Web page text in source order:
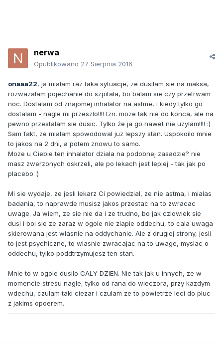
nerwa
Opublikowano 27 Sierpnia 2016
onaaa22, ja mialam raz taka sytuacje, ze dusilam sie na maksa,
rozwazalam pojechanie do szpitala, bo balam sie czy przetrwam
noc. Dostalam od znajomej inhalator na astme, i kiedy tylko go
dostalam - nagle mi przeszlo!!!! tzn. moze tak nie do konca, ale na
pewno przestalam sie dusic. Tylko że ja go nawet nie uzylam!!!! :)
Sam fakt, ze mialam spowodowal juz lepszy stan. Uspokoilo mnie
to jakos na 2 dni, a potem znowu to samo.
Moze u Ciebie ten inhalator dziala na podobnej zasadzie? nie
masz zwerzonych oskrzeli, ale po lekach jest lepiej - tak jak po
placebo :)
Mi sie wydaje, ze jesli lekarz Ci powiedzial, ze nie astma, i mialas
badania, to naprawde musisz jakos przestac na to zwracac
uwage. Ja wiem, ze sie nie da i ze trudno, bo jak czlowiek sie
dusi i boi sie ze zaraz w ogole nie zlapie oddechu, to cala uwaga
skierowana jest wlasnie na oddychanie. Ale z drugiej strony, jesli
to jest psychiczne, to wlasnie zwracajac na to uwage, myslac o
oddechu, tylko poddtrzymujesz ten stan.
Mnie to w ogole dusilo CALY DZIEN. Nie tak jak u innych, ze w
momencie stresu nagle, tylko od rana do wieczora, przy kazdym
wdechu, czulam taki ciezar i czulam ze to powietrze leci do pluc
z jakims opoerem.